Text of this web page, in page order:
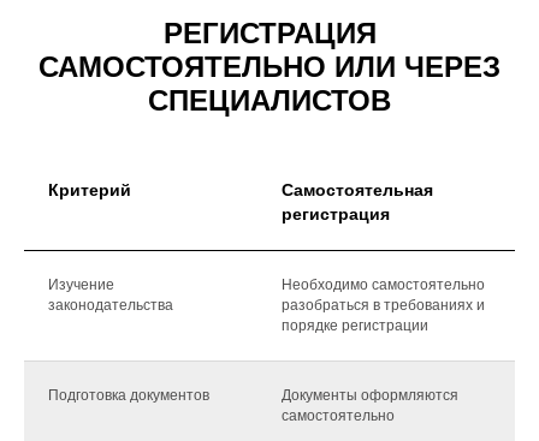
РЕГИСТРАЦИЯ
САМОСТОЯТЕЛЬНО ИЛИ ЧЕРЕЗ
СПЕЦИАЛИСТОВ
Критерий
Самостоятельная
регистрация
Изучение
законодательства
Необходимо самостоятельно
разобраться в требованиях и
порядке регистрации
Подготовка документов
Документы оформляются
самостоятельно